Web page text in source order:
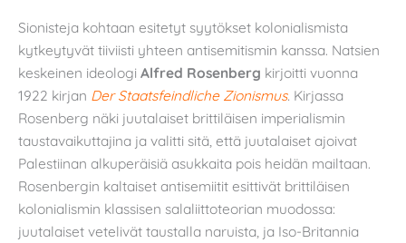
Sionisteja kohtaan esitetyt syytökset kolonialismista
kytkeytyvät tiiviisti yhteen antisemitismin kanssa. Natsien
keskeinen ideologi Alfred Rosenberg kirjoitti vuonna
1922 kirjan Der Staatsfeindliche Zionismus. Kirjassa
Rosenberg näki juutalaiset brittiläisen imperialismin
taustavaikuttajina ja valitti sitä, että juutalaiset ajoivat
Palestiinan alkuperäisiä asukkaita pois heidän mailtaan.
Rosenbergin kaltaiset antisemiitit esittivät brittiläisen
kolonialismin klassisen salaliittoteorian muodossa:
juutalaiset vetelivät taustalla naruista, ja Iso-Britannia